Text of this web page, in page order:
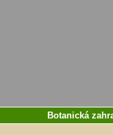
Botanická